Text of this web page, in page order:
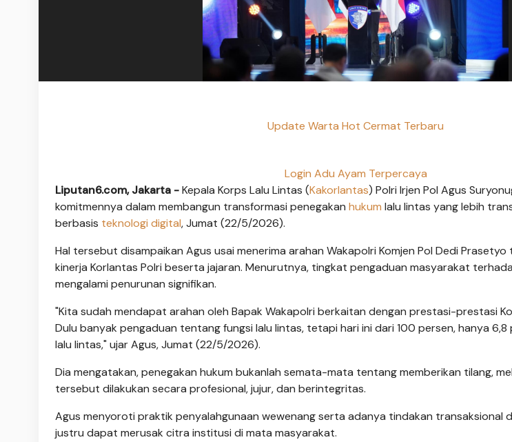
Update Warta Hot Cermat Terbaru
Login Adu Ayam Terpercaya
Liputan6.com, Jakarta -Kepala Korps Lalu Lintas (Kakorlantas) Polri Irjen Pol Agus
komitmennya dalam membangun transformasi penegakan hukum lalu lintas yang lebih
berbasis teknologi digital, Jumat (22/5/2026).
Hal tersebut disampaikan Agus usai menerima arahan Wakapolri Komjen Pol Dedi
kinerja Korlantas Polri beserta jajaran. Menurutnya, tingkat pengaduan masyarakat
mengalami penurunan signifikan.
"Kita sudah mendapat arahan oleh Bapak Wakapolri berkaitan dengan prestasi-prestasi
Dulu banyak pengaduan tentang fungsi lalu lintas, tetapi hari ini dari 100 persen, hanya
lalu lintas," ujar Agus, Jumat (22/5/2026).
Dia mengatakan, penegakan hukum bukanlah semata-mata tentang memberikan tilang,
tersebut dilakukan secara profesional, jujur, dan berintegritas.
Agus menyoroti praktik penyalahgunaan wewenang serta adanya tindakan transaksional
justru dapat merusak citra institusi di mata masyarakat.